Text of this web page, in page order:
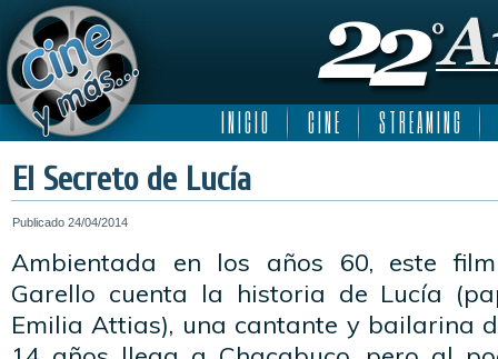
I N I C I O C I N E S T R E A M I N G
El Secreto de Lucía
Publicado 24/04/2014
Ambientada en los años 60, este
Garello cuenta la historia de Lucía
Emilia Attias), una cantante y bailarina